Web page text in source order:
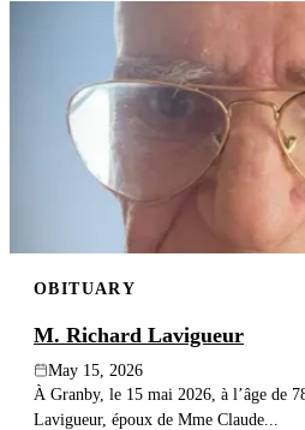
OBITUARY
M. Richard Lavigueur
May 15, 2026
À Granby, le 15 mai 2026, à l’âge de
Lavigueur, époux de Mme Claude...